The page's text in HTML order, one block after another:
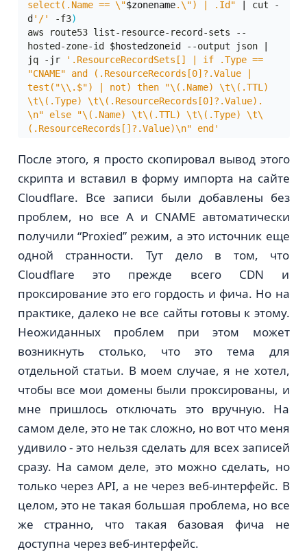
select(.Name == \"$zonename.\") | .Id"
cut -
d '/' -f3)
aws route53 list-resource-record-sets --
hosted-zone-id $hostedzoneid --output json
jq -jr
'.ResourceRecordSets[] | if .Type ==
"CNAME" and (.ResourceRecords[0]?.Value |
test("\\.$") | not) then "\(.Name) \t\(.TTL)
\t\(.Type) \t\(.ResourceRecords[0]?.Value).
\n" else "\(.Name) \t\(.TTL) \t\(.Type) \t\
(.ResourceRecords[]?.Value)\n" end'
После этого, я просто скопировал вывод этого
скрипта и вставил в форму импорта на сайте
Cloudflare. Все записи были добавлены без
проблем, но все A и CNAME автоматически
получили “Proxied” режим, а это источник еще
одной странности. Тут дело в том, что
Cloudflare это прежде всего CDN и
проксирование это его гордость и фича. Но на
практике, далеко не все сайты готовы к этому.
Неожиданных проблем при этом может
возникнуть столько, что это тема для
отдельной статьи. В моем случае, я не хотел,
чтобы все мои домены были проксированы, и
мне пришлось отключать это вручную. На
самом деле, это не так сложно, но вот что меня
удивило - это нельзя сделать для всех записей
сразу. На самом деле, это можно сделать, но
только через API, а не через веб-интерфейс. В
целом, это не такая большая проблема, но все
же странно, что такая базовая фича не
доступна через веб-интерфейс.